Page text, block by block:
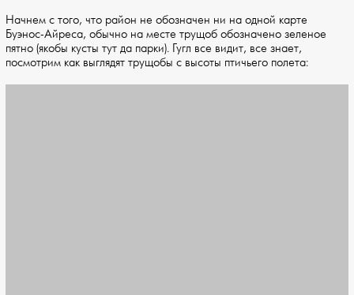
Начнем с того, что район не обозначен ни на одной карте
Буэнос-Айреса, обычно на месте трущоб обозначено зеленое
пятно (якобы кусты тут да парки). Гугл все видит, все знает,
посмотрим как выглядят трущобы с высоты птичьего полета: